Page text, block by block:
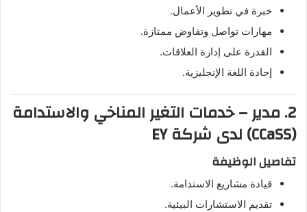
خبرة في تطوير الأعمال.
مهارات تواصل وتفاوض ممتازة.
القدرة على إدارة العلاقات.
إجادة اللغة الإنجليزية.
2. مدير – خدمات التغير المناخي والاستدامة
(CCaSS) لدى شركة EY
تفاصيل الوظيفة
قيادة مشاريع الاستدامة.
تقديم الاستشارات البيئية.